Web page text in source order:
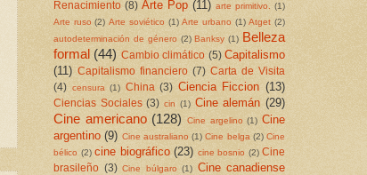
Renacimiento (8) Arte Pop (11) arte primitivo.
(1)
Arte ruso (2) Arte soviético (1) Arte urbano (1) Atget (2)
autodeterminación de género (2) Banksy (1) Belleza
formal (44) Cambio climático (5) Capitalismo
(11) Capitalismo financiero (7) Carta de Visita
(4) censura (1) China (3) Ciencia Ficcion (13)
Ciencias Sociales (3) cin (1) Cine alemán (29)
Cine americano (128) Cine argelino (1) Cine
argentino (9) Cine australiano (1) Cine belga (2) Cine
bélico (2) cine biográfico (23) cine bosnio (2) Cine
brasileño (3) Cine búlgaro (1) Cine canadiense